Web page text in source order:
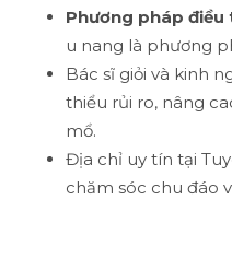
Phương pháp điều
u nang là phương
Bác sĩ giỏi và kinh
thiểu rủi ro, nâng
mổ.
Địa chỉ uy tín tại
chăm sóc chu đáo